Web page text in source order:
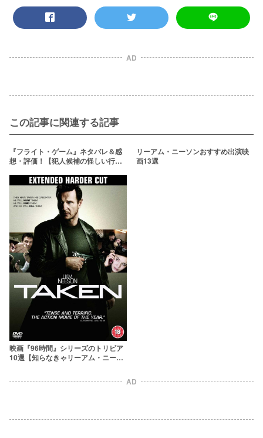
AD
この記事に関連する記事
『フライト・ゲーム』ネタバレ＆感
想・評価！【犯人候補の怪しい行動
リーアム・ニーソンおすすめ出演映
画13選
映画『96時間』シリーズのトリビア
10選【知らなきゃリーアム・ニーソ
AD